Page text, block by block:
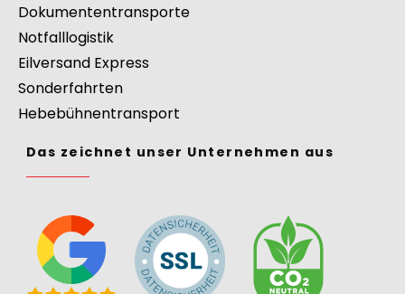
Dokumententransporte
Notfalllogistik
Eilversand Express
Sonderfahrten
Hebebühnentransport
Das zeichnet unser Unternehmen aus